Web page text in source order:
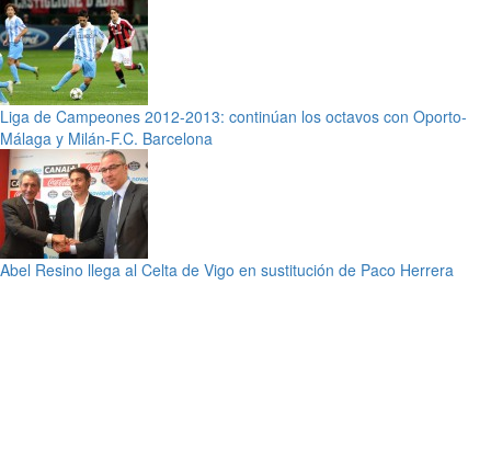
Liga de Campeones 2012-2013: continúan los octavos con Oporto-
Málaga y Milán-F.C. Barcelona
Abel Resino llega al Celta de Vigo en sustitución de Paco Herrera